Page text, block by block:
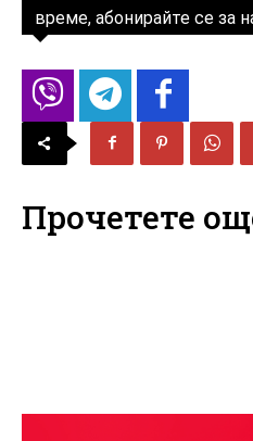
време, абонирайте се за
Прочетете